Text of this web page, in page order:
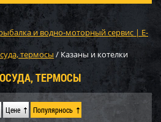
и водно-моторный сервис | E-
термосы / Казаны и котелки
ТЕРМОСЫ
Цене Популярнось